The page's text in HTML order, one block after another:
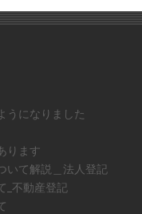
うになりました
ります
いて解説＿法人登記
_不動産登記